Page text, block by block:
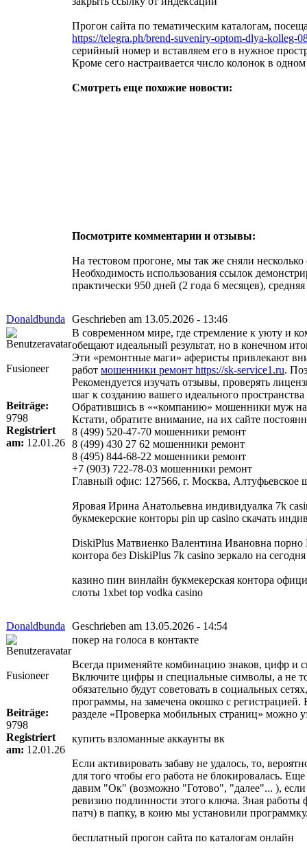
Прогон сайта по тематическим каталогам,
https://telegra.ph/brend-suveniry-optom-dlya-kolleg-
серийный номер и вставляем его в нужное
Кроме сего настраивается число колонок в
Смотреть еще похожие новости:
Посмотрите комментарии и отзывы:
На тестовом прогоне, мы так же сняли
Необходимость использования ссылок
практически 950 дней (2 года 6 месяцев),
Donaldbunda Geschrieben am 13.05.2026 - 13:46
Fusioneer
Beiträge:
9798
Registriert
am: 12.01.26
В современном мире, где стремление к уюту и
обещают идеальный результат, но в конечном
Эти «ремонтные маги» аферисты привлекают
работ мошенники ремонт https://sk-service1.ru.
Рекомендуется изучать отзывы, проверять
шаг к созданию вашего идеального
Обратившись в ««компанию» мошенники муж на
Кстати, обратите внимание, на их сайте
8 (499) 520-47-70 мошенники ремонт
8 (499) 430 27 62 мошенники ремонт
8 (495) 844-68-22 мошенники ремонт
+7 (903) 722-78-03 мошенники ремонт
Главный офис: 127566, г. Москва, Алтуфьевское
Яровая Ирина Анатольевна индивидуалка 7k
букмекерские конторы pin up casino скачать
DiskiPlus Матвиенко Валентина Ивановна
контора без DiskiPlus 7k casino зеркало на
казино пин винлайн букмекерская контора
слоты 1xbet top vodka casino
Donaldbunda Geschrieben am 13.05.2026 - 14:54
Fusioneer
Beiträge:
9798
Registriert
am: 12.01.26
покер на голоса в контакте
Всегда применяйте комбинацию знаков, цифр и
Включите цифры и специальные символы, а не
обязательно будут советовать в социальных
программы, на замечена окошко с
разделе «Проверка мобильных страниц» можно
купить взломанные аккаунты вк
Если активировать забаву не удалось, то,
для того чтобы его работа не блокировалась.
давим "Ок" (возможно "Готово", "далее"... ), если
ревизию подлинности этого ключа. Зная
патч) в папку, в коию мы установили
бесплатный прогон сайта по каталогам онлайн